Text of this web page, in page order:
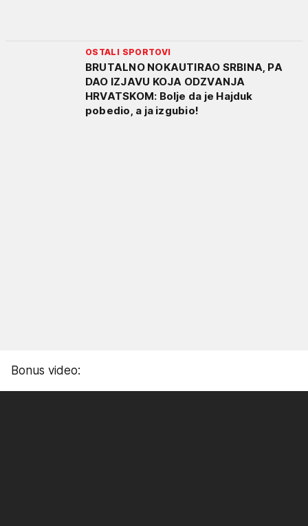
OSTALI SPORTOVI
BRUTALNO NOKAUTIRAO SRBINA, PA
DAO IZJAVU KOJA ODZVANJA
HRVATSKOM: Bolje da je Hajduk
pobedio, a ja izgubio!
Bonus video: